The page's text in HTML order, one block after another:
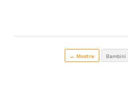
← Mostre Bambini